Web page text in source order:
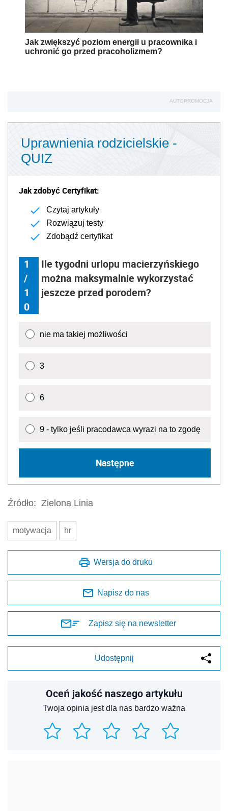
Jak zwiększyć poziom energii u pracownika i
uchronić go przed pracoholizmem?
AUTOPROMOCJA
Uprawnienia rodzicielskie -
QUIZ
Jak zdobyć Certyfikat:
Czytaj artykuły
Rozwiązuj testy
Zdobądź certyfikat
1
/
1
0
Ile tygodni urlopu macierzyńskiego
można maksymalnie wykorzystać
jeszcze przed porodem?
nie ma takiej możliwości
3
6
9 - tylko jeśli pracodawca wyrazi na to zgodę
Następne
Źródło: Zielona Linia
motywacja hr
Wersja do druku
Napisz do nas
Zapisz się na newsletter
Udostępnij
Oceń jakość naszego artykułu
Twoja opinia jest dla nas bardzo ważna